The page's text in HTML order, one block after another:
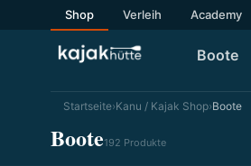
Shop Verleih Academy
Boote
Startseite›Kanu / Kajak Shop›Boote
Boote192 Produkte